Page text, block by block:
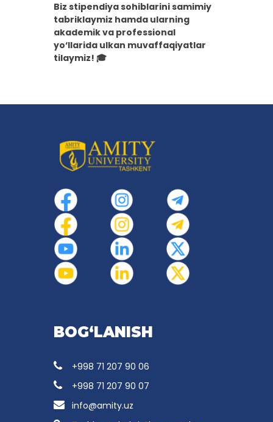
Biz stipendiya sohiblarini samimiy
tabriklaymiz hamda ularning
akademik va professional
yo‘llarida ulkan muvaffaqiyatlar
tilaymiz! 🎓
BOG‘LANISH
+998 71 207 90 06
+998 71 207 90 07
info@amity.uz